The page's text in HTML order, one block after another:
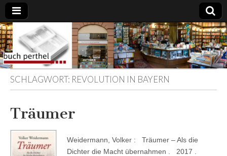
Buchhandlung
am Gasteig
SCHLAGWORT: REVOLUTION IN BAYERN
Träumer
Weidermann, Volker : Träumer – Als die
Dichter die Macht übernahmen . 2017 .